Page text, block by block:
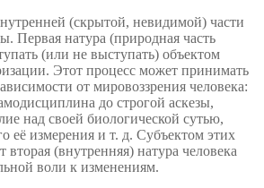
(скрытой, невидимой) части
Первая натура (природная часть
(или не выступать) объектом
Этот процесс может принимать
от мировоззрения человека:
до строгой аскезы,
над своей биологической сутью,
её измерения и т. д. Субъектом этих
(внутренняя) натура человека
воли к изменениям.